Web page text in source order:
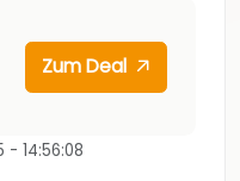
Zum Deal
- 14:56:08